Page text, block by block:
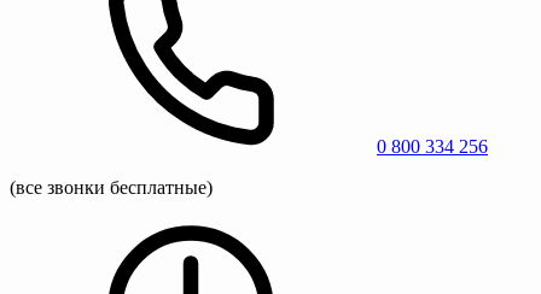
0 800 334 256
(все звонки бесплатные)